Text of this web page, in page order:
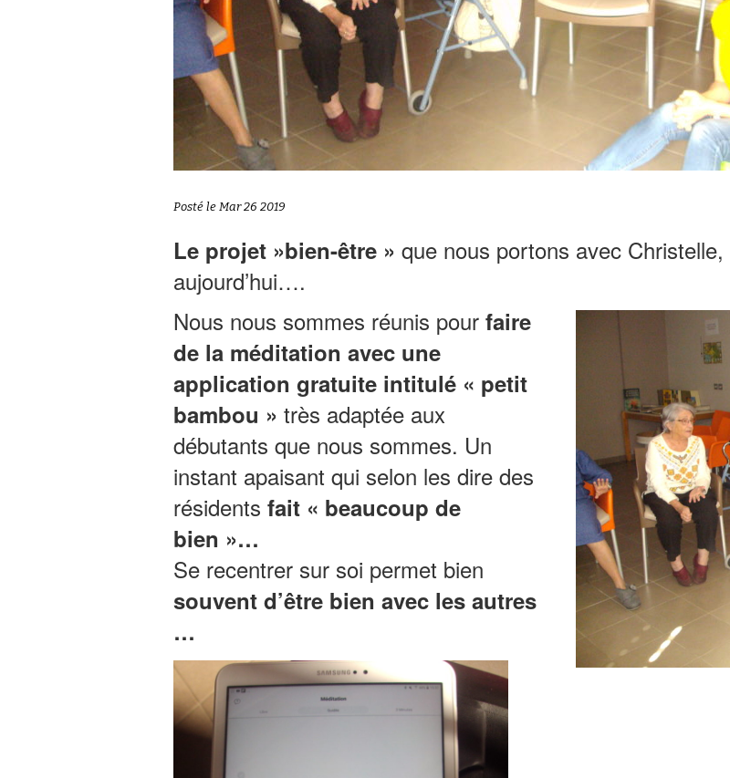
Posté le Mar 26 2019
Le projet »bien-être » que nous portons avec
aujourd’hui….
Nous nous sommes réunis pour faire
de la méditation avec une
application gratuite intitulé « petit
bambou » très adaptée aux
débutants que nous sommes. Un
instant apaisant qui selon les dire des
résidents fait « beaucoup de
bien »…
Se recentrer sur soi permet bien
souvent d’être bien avec les autres
…